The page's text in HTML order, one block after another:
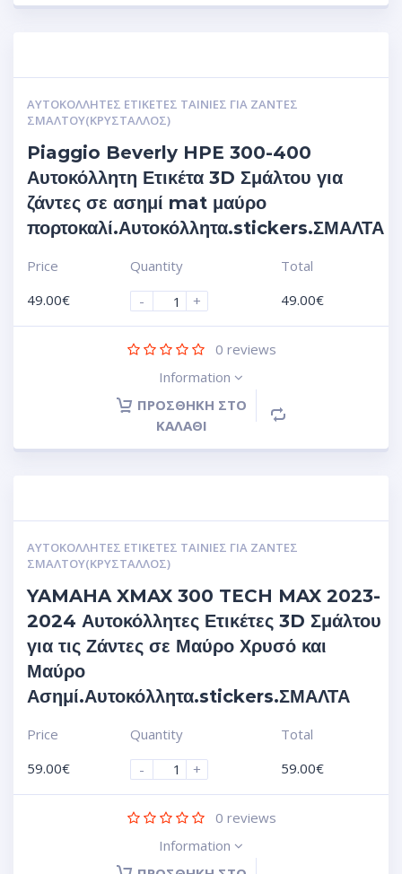
ΑΥΤΟΚΌΛΛΗΤΕΣ ΕΤΙΚΈΤΕΣ ΤΑΙΝΊΕΣ ΓΙΑ ΖΆΝΤΕΣ
ΣΜΆΛΤΟΥ(ΚΡΎΣΤΑΛΛΟΣ)
Piaggio Beverly HPE 300-400
Αυτοκόλλητη Ετικέτα 3D Σμάλτου για
ζάντες σε ασημί mat μαύρο
πορτοκαλί.Αυτοκόλλητα.stickers.ΣΜΑΛΤΑ
Price
49.00€
Quantity
-
+
Total
49.00€
0 reviews
Information
ΠΡΟΣΘΉΚΗ ΣΤΟ
ΚΑΛΆΘΙ
ΑΥΤΟΚΌΛΛΗΤΕΣ ΕΤΙΚΈΤΕΣ ΤΑΙΝΊΕΣ ΓΙΑ ΖΆΝΤΕΣ
ΣΜΆΛΤΟΥ(ΚΡΎΣΤΑΛΛΟΣ)
YAMAHA XMAX 300 TECH MAX 2023-
2024 Αυτοκόλλητες Ετικέτες 3D Σμάλτου
για τις Ζάντες σε Μαύρο Χρυσό και
Μαύρο
Ασημί.Αυτοκόλλητα.stickers.ΣΜΑΛΤΑ
Price
59.00€
Quantity
-
+
Total
59.00€
0 reviews
Information